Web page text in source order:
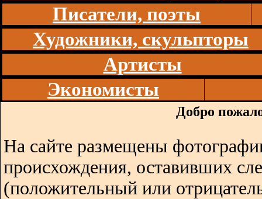
Писатели, поэты
Художники, скульпторы
Артисты
Экономисты
Добро
На сайте размещены
происхождения, оставивших
(положительный или